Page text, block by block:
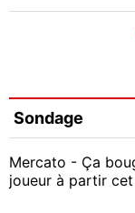
Sondage
Mercato - Ça
joueur à partir